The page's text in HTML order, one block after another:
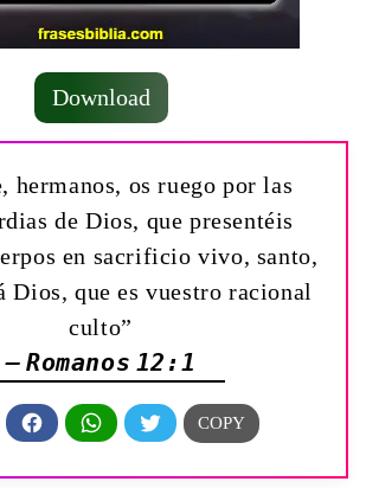
Download
hermanos, os ruego por las
de Dios, que presentéis
en sacrificio vivo, santo,
Dios, que es vuestro racional
culto”
— Romanos 12:1